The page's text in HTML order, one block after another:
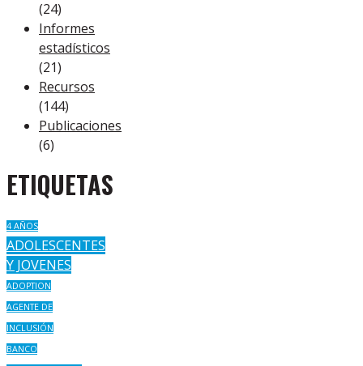
(24)
Informes
estadísticos
(21)
Recursos
(144)
Publicaciones
(6)
ETIQUETAS
4 AÑOS
ADOLESCENTES
Y JOVENES
ADOPTION
AGENTE DE
INCLUSIÓN
BANCO